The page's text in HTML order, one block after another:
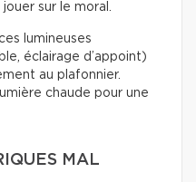
sur le moral.
lumineuses
éclairage d’appoint)
au plafonnier.
chaude pour une
MAL